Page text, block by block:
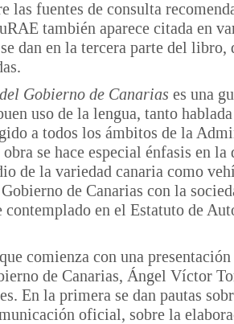
las fuentes de consulta
también aparece citada en
dan en la tercera parte del libro,
Gobierno de Canarias es una
uso de la lengua, tanto
a todos los ámbitos de la
se hace especial énfasis en la
de la variedad canaria como
de Canarias con la
contemplado en el Estatuto de
comienza con una
de Canarias, Ángel Víctor
En la primera se dan pautas
oficial, sobre la